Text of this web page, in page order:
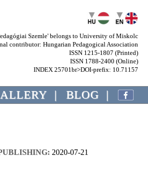
Szemle' belongs to University of Miskolc
contributor: Hungarian Pedagogical Association
ISSN 1215-1807 (Printed)
ISSN 1788-2400 (Online)
INDEX 25701br>DOI-prefix: 10.71157
| BLOG |
2020-07-21